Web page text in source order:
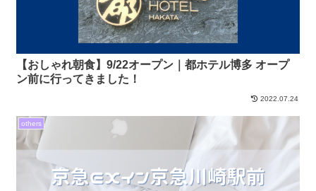
【おしゃれ朝食】9/22オープン｜都ホテル博多 オープ
ン前に行ってきました！
2022.07.24
others